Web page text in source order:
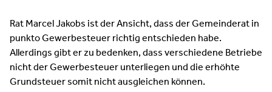
Rat Marcel Jakobs ist der Ansicht, dass der Gemeinderat in
punkto Gewerbesteuer richtig entschieden habe.
Allerdings gibt er zu bedenken, dass verschiedene Betriebe
nicht der Gewerbesteuer unterliegen und die erhöhte
Grundsteuer somit nicht ausgleichen können.